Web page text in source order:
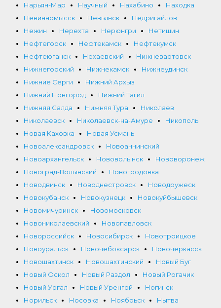
Нарьян-Мар
Научный Нахабино
Находка
Невинномысск
Невьянск
Недригайлов
Нежин
Нерехта Нерюнгри
Нетишин
Нефтегорск
Нефтекамск
Нефтекумск
Нефтеюганск
Нехаевский
Нижневартовск
Нижнегорский
Нижнекамск
Нижнеудинск
Нижние Серги
Нижний Архыз
Нижний Новгород
Нижний Тагил
Нижняя Салда
Нижняя Тура
Николаев
Николаевск
Николаевск-на-Амуре
Никополь
Новая Каховка
Новая Усмань
Новоалександровск
Новоаннинский
Новоархангельск
Нововолынск
Нововоронеж
Новоград-Волынский
Новогродовка
Новодвинск
Новоднестровск
Новодружеск
Новокубанск
Новокузнецк
Новокуйбышевск
Новомичуринск
Новомосковск
Новониколаевский
Новопавловск
Новороссийск
Новосибирск
Новотроицкое
Новоуральск
Новочебоксарск
Новочеркасск
Новошахтинск
Новошахтинский
Новый Буг
Новый Оскол
Новый Раздол
Новый Рогачик
Новый Ургал
Новый Уренгой
Ногинск
Норильск
Носовка Ноябрьск
Нытва